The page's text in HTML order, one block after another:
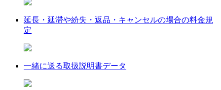
延長・延滞や紛失・返品・キャンセルの場合の料金規
定
一緒に送る取扱説明書データ